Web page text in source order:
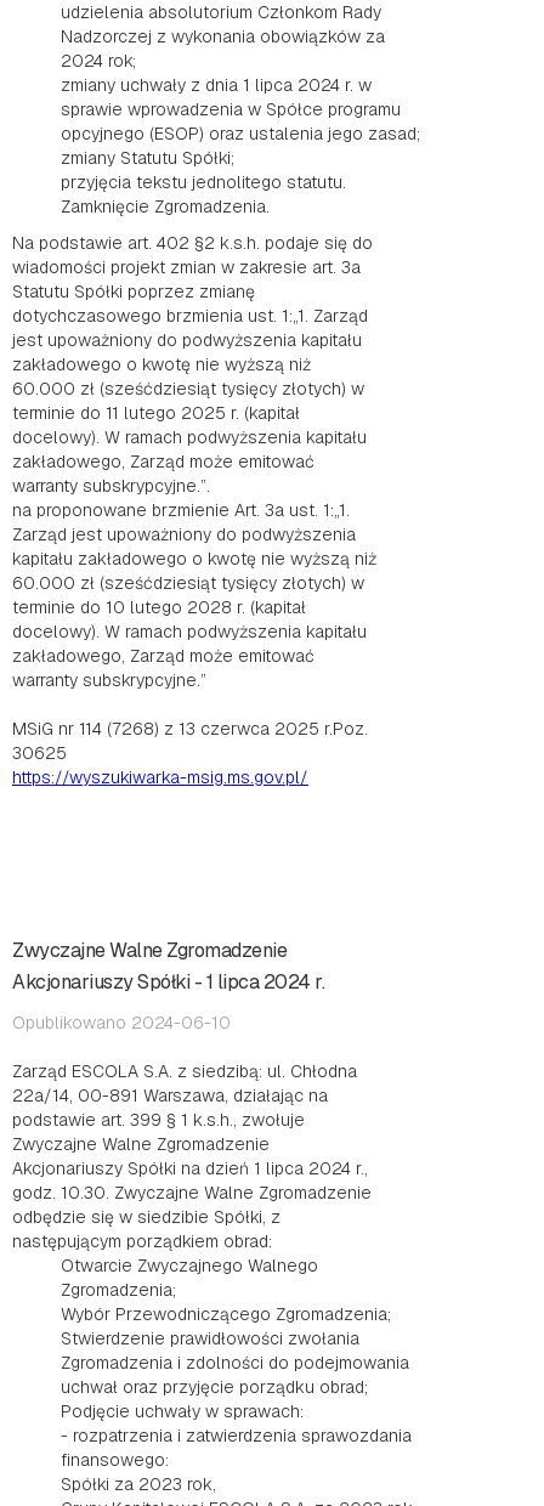
udzielenia absolutorium Członkom Rady
Nadzorczej z wykonania obowiązków za
2024 rok;
zmiany uchwały z dnia 1 lipca 2024 r. w
sprawie wprowadzenia w Spółce programu
opcyjnego (ESOP) oraz ustalenia jego zasad;
zmiany Statutu Spółki;
przyjęcia tekstu jednolitego statutu.
Zamknięcie Zgromadzenia.
Na podstawie art. 402 §2 k.s.h. podaje się do
wiadomości projekt zmian w zakresie art. 3a
Statutu Spółki poprzez zmianę
dotychczasowego brzmienia ust. 1:„1. Zarząd
jest upoważniony do podwyższenia kapitału
zakładowego o kwotę nie wyższą niż
60.000 zł (sześćdziesiąt tysięcy złotych) w
terminie do 11 lutego 2025 r. (kapitał
docelowy). W ramach podwyższenia kapitału
zakładowego, Zarząd może emitować
warranty subskrypcyjne.”.
na proponowane brzmienie Art. 3a ust. 1:„1.
Zarząd jest upoważniony do podwyższenia
kapitału zakładowego o kwotę nie wyższą niż
60.000 zł (sześćdziesiąt tysięcy złotych) w
terminie do 10 lutego 2028 r. (kapitał
docelowy). W ramach podwyższenia kapitału
zakładowego, Zarząd może emitować
warranty subskrypcyjne.”
MSiG nr 114 (7268) z 13 czerwca 2025 r.Poz.
30625
https://wyszukiwarka-msig.ms.gov.pl/
Zwyczajne Walne Zgromadzenie
Akcjonariuszy Spółki - 1 lipca 2024 r.
Opublikowano 2024-06-10
Zarząd ESCOLA S.A. z siedzibą: ul. Chłodna
22a/14, 00-891 Warszawa, działając na
podstawie art. 399 § 1 k.s.h., zwołuje
Zwyczajne Walne Zgromadzenie
Akcjonariuszy Spółki na dzień 1 lipca 2024 r.,
godz. 10.30. Zwyczajne Walne Zgromadzenie
odbędzie się w siedzibie Spółki, z
następującym porządkiem obrad:
Otwarcie Zwyczajnego Walnego
Zgromadzenia;
Wybór Przewodniczącego Zgromadzenia;
Stwierdzenie prawidłowości zwołania
Zgromadzenia i zdolności do podejmowania
uchwał oraz przyjęcie porządku obrad;
Podjęcie uchwały w sprawach:
- rozpatrzenia i zatwierdzenia sprawozdania
finansowego:
Spółki za 2023 rok,